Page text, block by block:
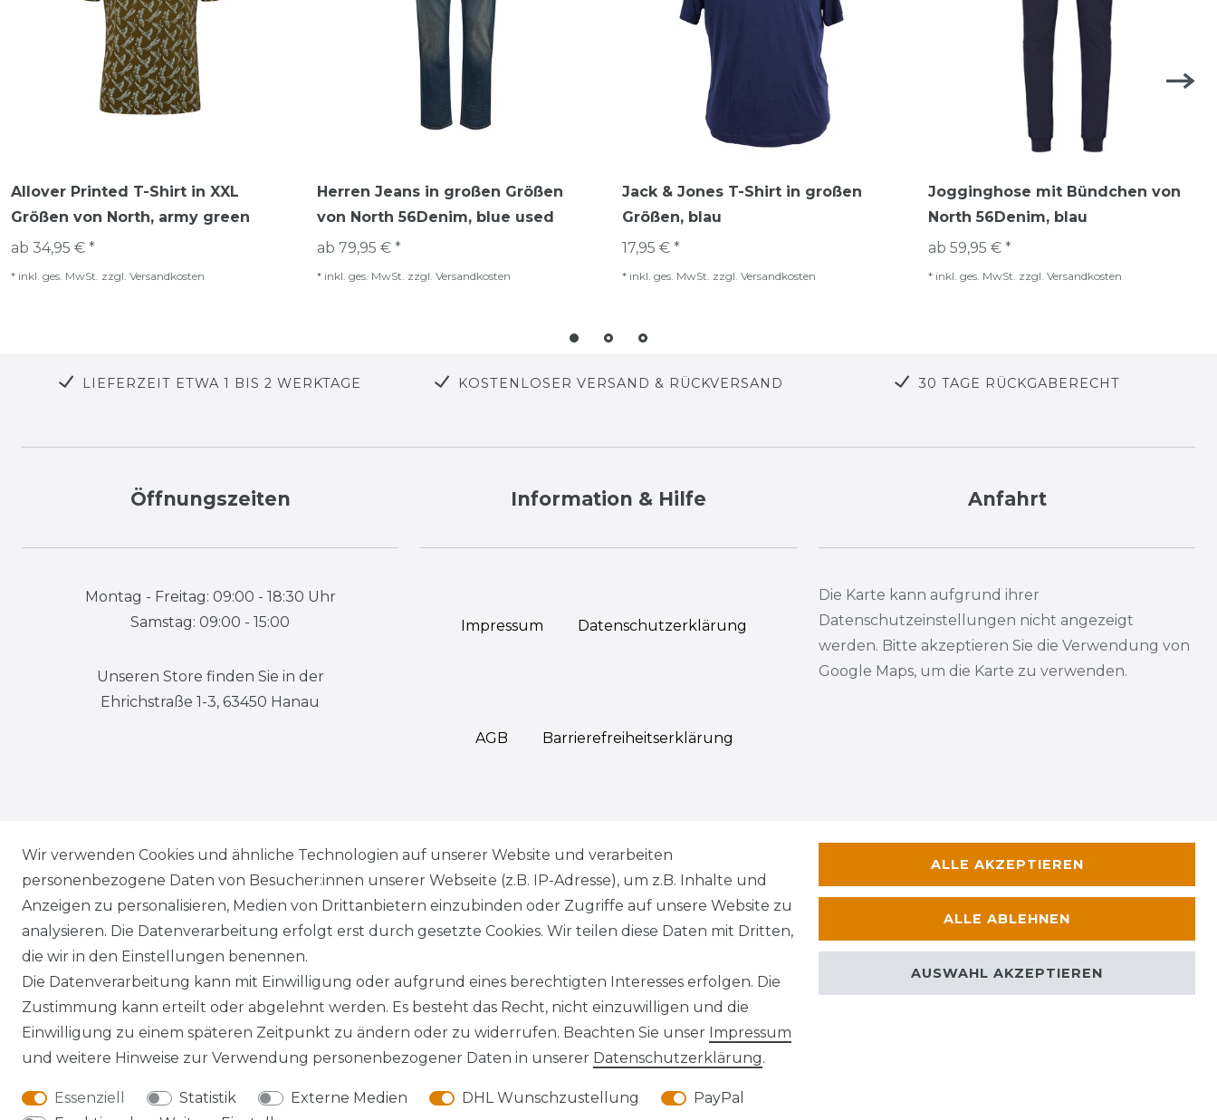
Allover Printed T-Shirt in XXL
Größen von North, army green
ab 34,95 € *
* inkl. ges. MwSt. zzgl. Versandkosten
Herren Jeans in großen Größen
von North 56Denim, blue used
ab 79,95 € *
* inkl. ges. MwSt. zzgl. Versandkosten
Jack & Jones T-Shirt in großen
Größen, blau
17,95 € *
* inkl. ges. MwSt. zzgl. Versandkosten
Jogginghose mit Bündchen von
North 56Denim, blau
ab 59,95 € *
* inkl. ges. MwSt. zzgl. Versandkosten
Wir verwenden Cookies und ähnliche Technologien auf unserer Website und verarbeiten
personenbezogene Daten von Besucher:innen unserer Webseite (z.B. IP-Adresse), um z.B. Inhalte und
Anzeigen zu personalisieren, Medien von Drittanbietern einzubinden oder Zugriffe auf unsere Website zu
analysieren. Die Datenverarbeitung erfolgt erst durch gesetzte Cookies. Wir teilen diese Daten mit Dritten,
die wir in den Einstellungen benennen.
Die Datenverarbeitung kann mit Einwilligung oder aufgrund eines berechtigten Interesses erfolgen. Die
Zustimmung kann erteilt oder abgelehnt werden. Es besteht das Recht, nicht einzuwilligen und die
Einwilligung zu einem späteren Zeitpunkt zu ändern oder zu widerrufen. Beachten Sie unser Impressum
und weitere Hinweise zur Verwendung personenbezogener Daten in unserer Daten­schutz­erklärung.
Essenziell Statistik Externe Medien DHL Wunschzustellung
PayPal
ALLE AKZEPTIEREN
ALLE ABLEHNEN
AUSWAHL AKZEPTIEREN
LIEFERZEIT ETWA 1 BIS 2 WERKTAGE KOSTENLOSER VERSAND & RÜCKVERSAND 30 TAGE RÜCKGABERECHT
Öffnungszeiten
Montag - Freitag: 09:00 - 18:30 Uhr
Samstag: 09:00 - 15:00
Unseren Store finden Sie in der
Ehrichstraße 1-3, 63450 Hanau
Information & Hilfe
Impressum Daten­schutz­erklärung
AGB Barrierefreiheitserklärung
Widerrufs­recht
Anfahrt
Die Karte kann aufgrund ihrer
Datenschutzeinstellungen nicht angezeigt
werden. Bitte akzeptieren Sie die Verwendung von
Google Maps, um die Karte zu verwenden.
© Abraxas 2026 | Alle Rechte vorbehalten.